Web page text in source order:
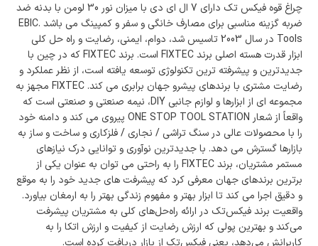
چراغ قوه فیکس تک دارای 7 ال ای دی با میزان نور 30 لومن با بدنه ضد
ضربه گزینه مناسبی برای مصارف خانگی و سفر و کمپینگ می باشد .EBIC
Tools در سال 2003 تاسیس شد، دوام، ایمنی، رضایت و راه حل کلی
ابزار قدرت هسته اصلی برند FIXTEC است. برند FIXTEC که در چین با
جدیدترین و پیشرفته ترین تکنولوژی توسعه یافته است، از نظر عملکرد و
رضایت مشتری با برندهای پیشرو جهان برابری می کند. FIXTEC مجهز به
مجموعه ای از ابزارها و لوازم جانبی DIY، نیمه صنعتی و صنعتی است که
واقعاً از شعار ONE STOP TOOL STATION پیروی می کند و دامنه خود
را با محصولات عالی در سنگ تراشی / نجاری / فلزکاری و ساخت و ساز به
بازارها گسترش می دهد. با جدیدترین نوآوری و توانایی درک نیازهای
مستمر مشتریان، برند FIXTEC را به راحتی می توان به عنوان یکی از
برترین برندهای جهان معرفی کرد که پیشرفت های جدید خود را به موقع
و دقیق اجرا می کند تا ابزار بهتر و مفهوم زندگی بهتر را به ارمغان بیاورد.
واقعیت برند فیکس‌تک در ارائه راه‌حل‌های کلی به مشتریان پیشرفت
می‌کند و بهترین پولی که ارزش رضایت از کیفیت و ارزش اتکا را به
کاربرانش می‌دهد، یعنی فیکس‌تک از بازار دریافت کرده است.